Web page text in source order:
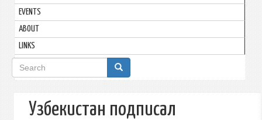
EVENTS
ABOUT
LINKS
Search
form
Узбекистан подписал